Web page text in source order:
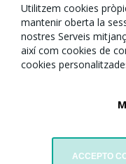
Utilitzem cookies
mantenir oberta la
nostres Serveis
així com cookies de
cookies
ACCEPTO
Taller de Fanalets
Taller de caps de